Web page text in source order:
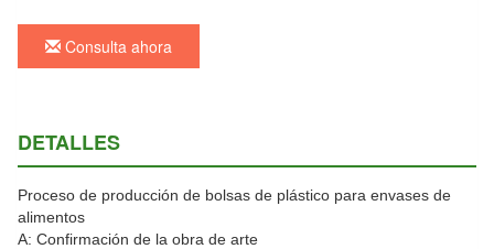
Consulta ahora
DETALLES
Proceso de producción de bolsas de plástico para envases de
alimentos
A: Confirmación de la obra de arte